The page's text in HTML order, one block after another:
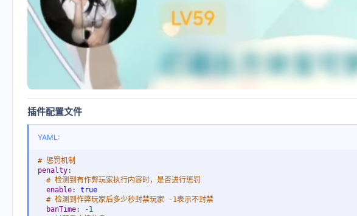
插件配置文件
YAML:
# 惩罚机制
penalty:
# 检测到有作弊玩家执行内容时，是否进行惩罚
enable:
true
# 检测到作弊玩家后多少秒封禁玩家 -1表示不封禁
banTime:
-1